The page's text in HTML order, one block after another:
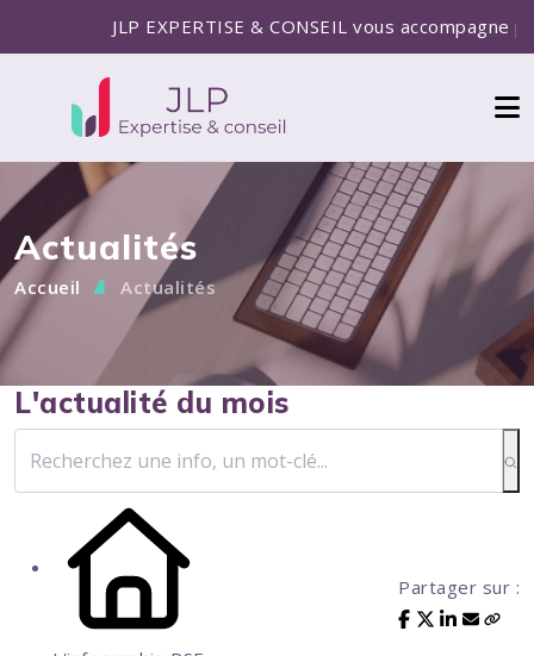
JLP EXPERTISE & CONSEIL vous accompagne
Actualités
Accueil Actualités
L'actualité du mois
Partager sur :